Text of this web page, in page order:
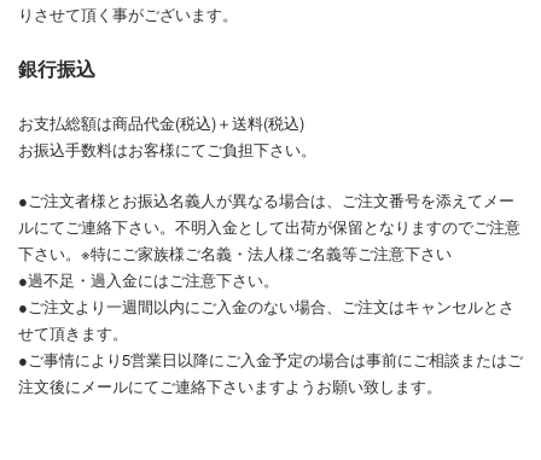
りさせて頂く事がございます。
銀行振込
お支払総額は商品代金(税込)＋送料(税込)
お振込手数料はお客様にてご負担下さい。
●ご注文者様とお振込名義人が異なる場合は、ご注文番号を添えてメー
ルにてご連絡下さい。不明入金として出荷が保留となりますのでご注意
下さい。※特にご家族様ご名義・法人様ご名義等ご注意下さい
●過不足・過入金にはご注意下さい。
●ご注文より一週間以内にご入金のない場合、ご注文はキャンセルとさ
せて頂きます。
●ご事情により5営業日以降にご入金予定の場合は事前にご相談またはご
注文後にメールにてご連絡下さいますようお願い致します。